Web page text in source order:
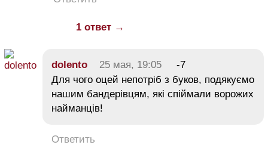
1 ответ →
dolento 25 мая, 19:05
-7
Для чого оцей непотріб з буков, подякуємо
нашим бандерівцям, які спіймали ворожих
найманців!
Ответить